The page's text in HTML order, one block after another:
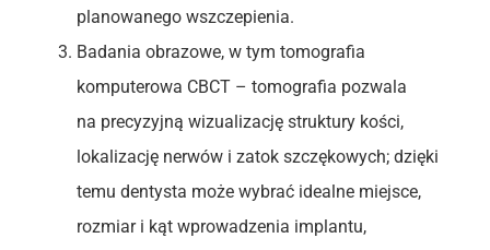
planowanego wszczepienia.
Badania obrazowe, w tym tomografia
komputerowa CBCT – tomografia pozwala
na precyzyjną wizualizację struktury kości,
lokalizację nerwów i zatok szczękowych; dzięki
temu dentysta może wybrać idealne miejsce,
rozmiar i kąt wprowadzenia implantu,